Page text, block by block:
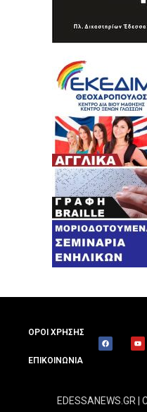
ΟΡΟΙ ΧΡΗΣΗΣ
ΕΠΙΚΟΙΝΩΝΙΑ
EDESSANEWS.GR